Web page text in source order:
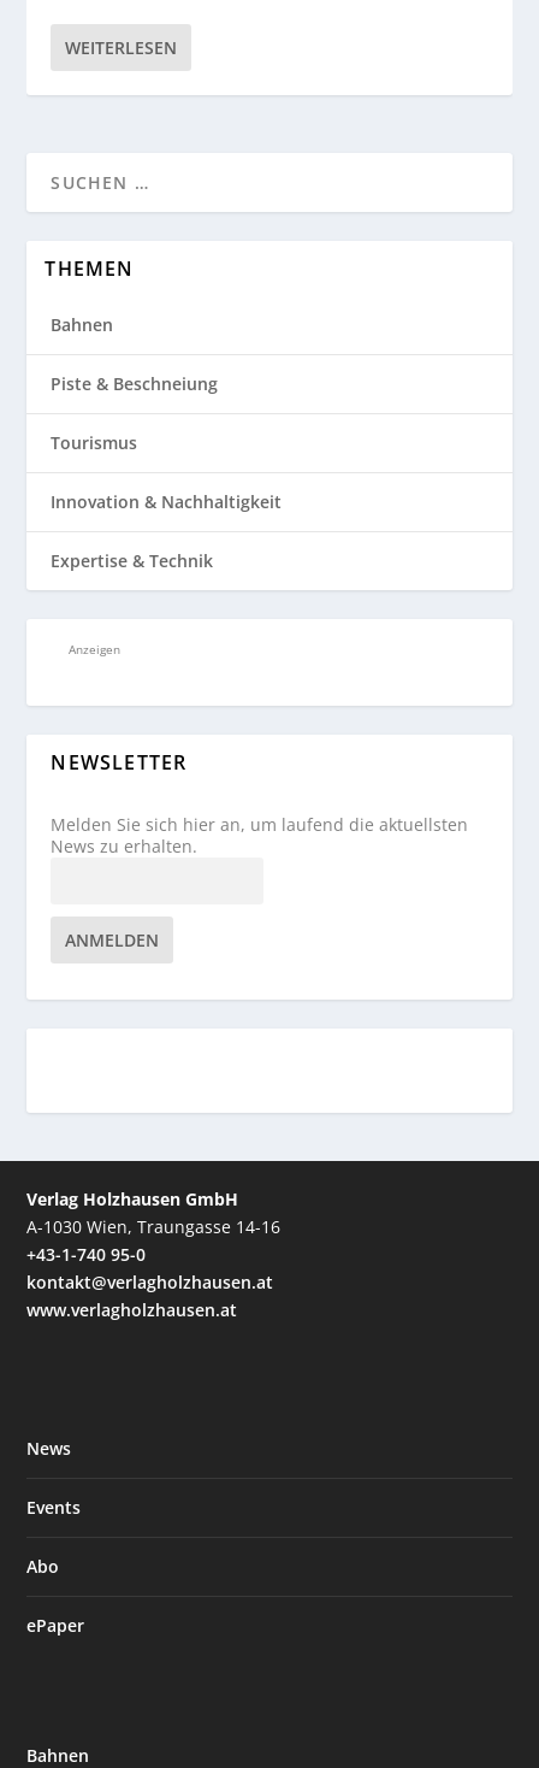
WEITERLESEN
THEMEN
Bahnen
Piste & Beschneiung
Tourismus
Innovation & Nachhaltigkeit
Expertise & Technik
Anzeigen
NEWSLETTER
Melden Sie sich hier an, um laufend die aktuellsten
News zu erhalten.
ANMELDEN
Verlag Holzhausen GmbH
A-1030 Wien, Traungasse 14-16
+43-1-740 95-0
kontakt@verlagholzhausen.at
www.verlagholzhausen.at
News
Events
Abo
ePaper
Bahnen